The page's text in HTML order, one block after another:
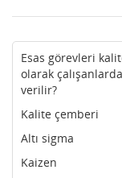
Esas görevleri
olarak
verilir?
Kalite çemberi
Altı sigma
Kaizen